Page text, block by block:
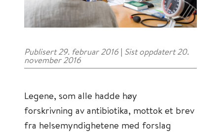
Publisert 29. februar 2016 | Sist oppdatert 20.
november 2016
Legene, som alle hadde høy
forskrivning av antibiotika, mottok et brev
fra helsemyndighetene med forslag